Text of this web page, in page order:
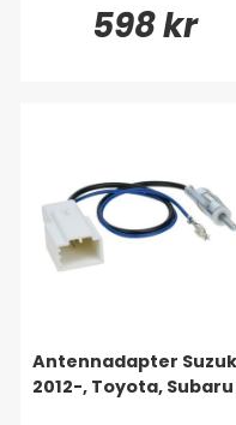
598 kr
Antennadapter
2012-, Toyota, Subaru